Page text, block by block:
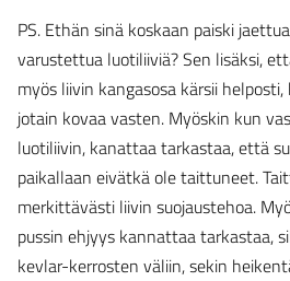
PS. Ethän sinä koskaan paiski
varustettua luotiliiviä? Sen lisäksi,
myös liivin kangasosa kärsii
jotain kovaa vasten. Myöskin kun
luotiliivin, kanattaa tarkastaa, että
paikallaan eivätkä ole taittuneet.
merkittävästi liivin suojaustehoa.
pussin ehjyys kannattaa tarkastaa,
kevlar-kerrosten väliin, sekin